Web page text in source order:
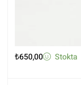
₺650,00 Stokta